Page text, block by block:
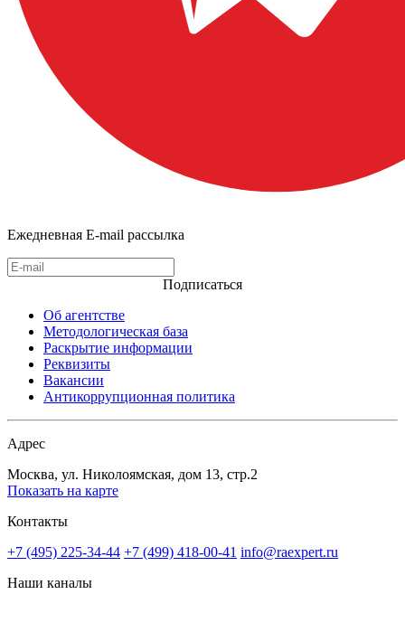
Ежедневная E-mail рассылка
Подписаться
Об агентстве
Методологическая база
Раскрытие информации
Реквизиты
Вакансии
Антикоррупционная политика
Адрес
Москва, ул. Николоямская, дом 13, стр.2
Показать на карте
Контакты
+7 (495) 225-34-44 +7 (499) 418-00-41 info@raexpert.ru
Наши каналы